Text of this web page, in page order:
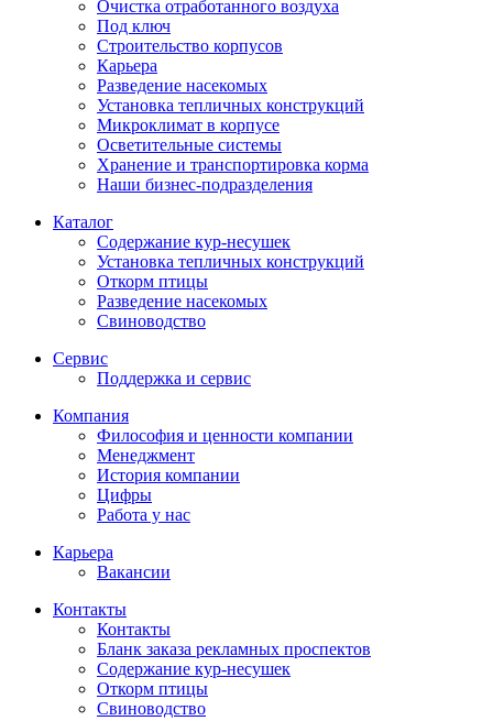
Очистка отработанного воздуха
Под ключ
Строительство корпусов
Карьера
Разведение насекомых
Установка тепличных конструкций
Микроклимат в корпусе
Осветительные системы
Хранение и транспортировка корма
Наши бизнес-подразделения
Каталог
Содержание кур-несушек
Установка тепличных конструкций
Откорм птицы
Разведение насекомых
Свиноводство
Сервис
Поддержка и сервис
Компания
Философия и ценности компании
Менеджмент
История компании
Цифры
Работа у нас
Карьера
Вакансии
Контакты
Контакты
Бланк заказа рекламных проспектов
Содержание кур-несушек
Откорм птицы
Свиноводство